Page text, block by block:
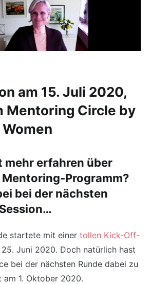
am 15. Juli 2020,
Mentoring Circle by
mehr erfahren über
Programm?
bei der nächsten
startete mit einer tollen Kick-Off-
Juni 2020. Doch natürlich hast
bei der nächsten Runde dabei zu
am 1. Oktober 2020.